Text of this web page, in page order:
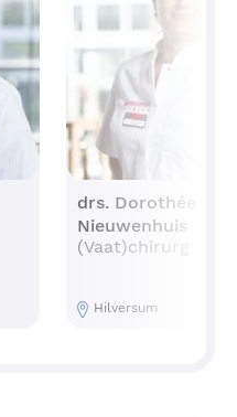
drs. Dorothée
Nieuwenhuis
(Vaat)chirurg
Hilversum